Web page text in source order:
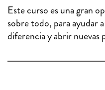
Este curso es una gran
sobre todo, para ayudar
diferencia y abrir nuevas